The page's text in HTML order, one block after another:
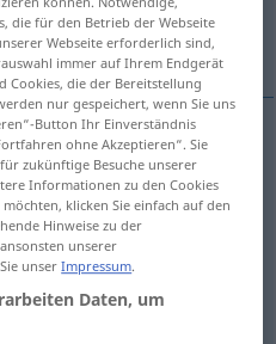
die für den Betrieb der Webseite
Webseite erforderlich sind,
immer auf Ihrem Endgerät
Cookies, die der Bereitstellung
nur gespeichert, wenn Sie uns
Button Ihr Einverständnis
ohne Akzeptieren“. Sie
zukünftige Besuche unserer
Informationen zu den Cookies
klicken Sie einfach auf den
Hinweise zu der
unserer
unserImpressum.
Daten, um